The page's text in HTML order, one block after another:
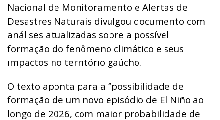
Nacional de Monitoramento e Alertas de
Desastres Naturais divulgou documento com
análises atualizadas sobre a possível
formação do fenômeno climático e seus
impactos no território gaúcho.
O texto aponta para a “possibilidade de
formação de um novo episódio de El Niño ao
longo de 2026, com maior probabilidade de